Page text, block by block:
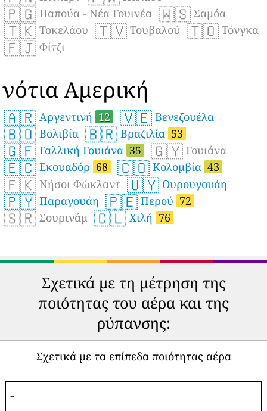
🇵🇬 Παπούα - Νέα Γουινέα 🇼🇸 Σαμόα
🇹🇰 Τοκελάου 🇹🇻 Τουβαλού 🇹🇴 Τόνγκα
🇫🇯 Φίτζι
νότια Αμερική
🇦🇷 Αργεντινή 12 🇻🇪 Βενεζουέλα
🇧🇴 Βολιβία 🇧🇷 Βραζιλία 53
🇬🇫 Γαλλική Γουιάνα 35 🇬🇾 Γουιάνα
🇪🇨 Εκουαδόρ 68 🇨🇴 Κολομβία 43
🇫🇰 Νήσοι Φώκλαντ 🇺🇾 Ουρουγουάη
🇵🇾 Παραγουάη 🇵🇪 Περού 72
🇸🇷 Σουρινάμ 🇨🇱 Χιλή 76
Σχετικά με τη μέτρηση της
ποιότητας του αέρα και της
ρύπανσης:
Σχετικά με τα επίπεδα ποιότητας αέρα
-